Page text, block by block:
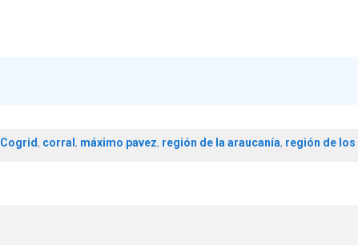
Cogrid, corral , máximo pavez, región de la araucanía, región de